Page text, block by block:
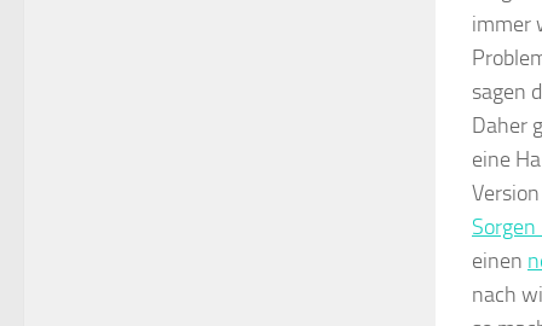
immer
sagen
Daher
eine
einen
nach